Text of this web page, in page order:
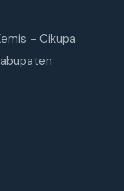
- Cikupa